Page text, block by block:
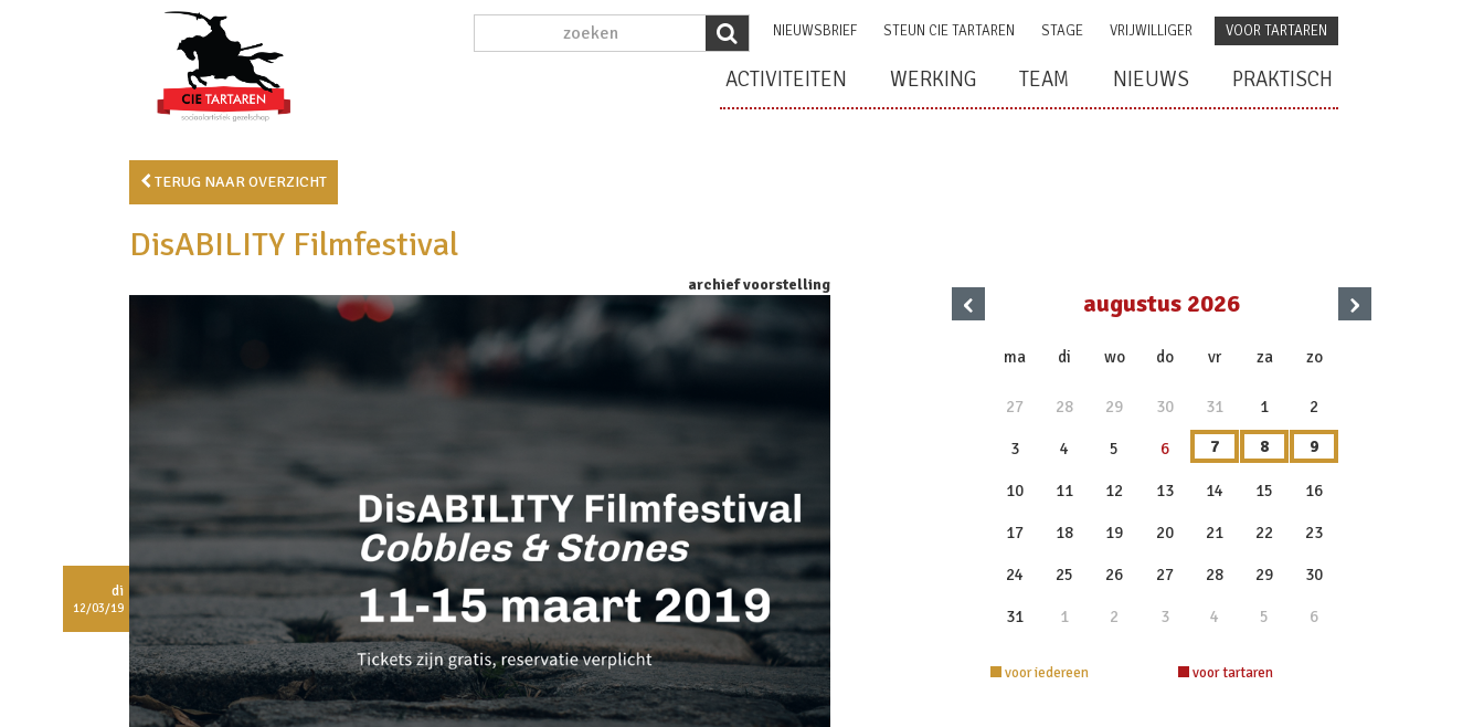
VOOR TARTAREN
NIEUWSBRIEF STEUN CIE TARTAREN STAGE VRIJWILLIGER
ACTIVITEITEN WERKING TEAM NIEUWS PRAKTISCH
TERUG NAAR OVERZICHT
DisABILITY Filmfestival
archief voorstelling
di
12/03/19
‹ augustus 2026
ma di wo do vr za zo
27 28 29 30 31 1 2
3 4 5 6 7 8 9
10 11 12 13 14 15 16
17 18 19 20 21 22 23
24 25 26 27 28 29 30
31 1 2 3 4 5 6
›
voor iedereen voor tartaren